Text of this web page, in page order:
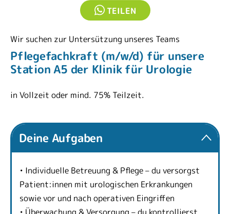
TEILEN
Wir suchen zur Untersützung unseres Teams
Pflegefachkraft (m/w/d) für unsere
Station A5 der Klinik für Urologie
in Vollzeit oder mind. 75% Teilzeit.
Deine Aufgaben
• Individuelle Betreuung & Pflege – du versorgst
Patient:innen mit urologischen Erkrankungen
sowie vor und nach operativen Eingriffen